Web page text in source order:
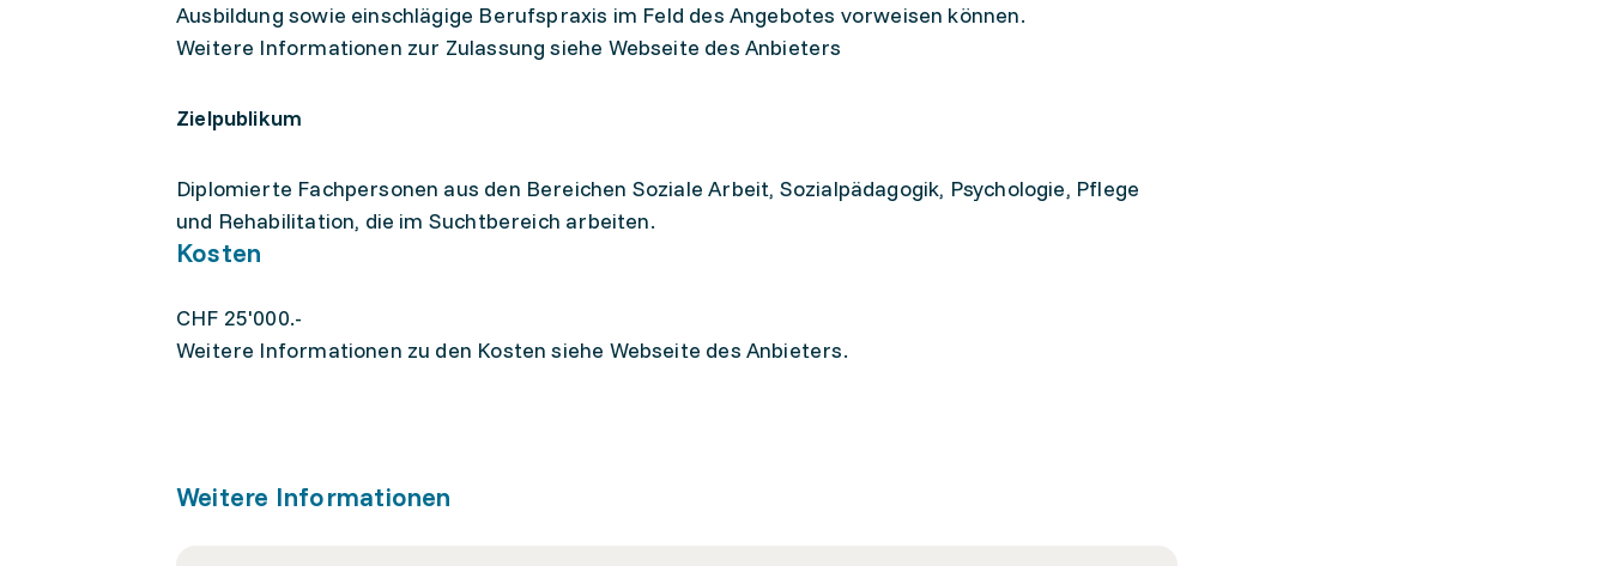
Ausbildung sowie einschlägige Berufspraxis im Feld des Angebotes vorweisen können.
Weitere Informationen zur Zulassung siehe Webseite des Anbieters
Zielpublikum
Diplomierte Fachpersonen aus den Bereichen Soziale Arbeit, Sozialpädagogik, Psychologie, Pflege
und Rehabilitation, die im Suchtbereich arbeiten.
Kosten
CHF 25'000.-
Weitere Informationen zu den Kosten siehe Webseite des Anbieters.
Weitere Informationen